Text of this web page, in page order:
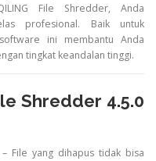
File Shredder, Anda
profesional. Baik untuk
ini membantu Anda
tingkat keandalan tinggi.
Shredder 4.5.0
– File yang dihapus tidak bisa